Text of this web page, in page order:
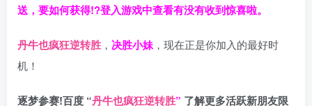
送，要如何获得!?登入游戏中查看有没有收到惊喜啦。
丹牛也疯狂逆转胜 ， 决胜小妹 ，现在正是你加入的最好时
机！
逐梦参赛!百度 “丹牛也疯狂逆转胜” 了解更多活跃新朋友限